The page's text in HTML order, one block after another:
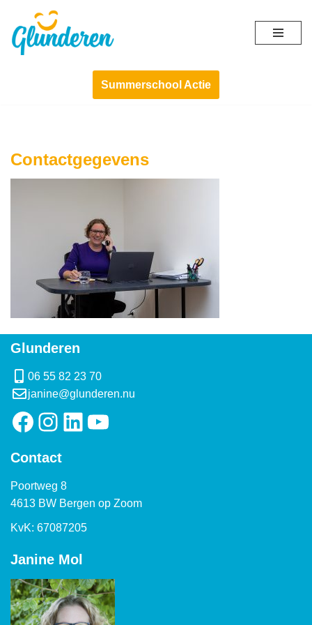
Ga
naar
Summerschool Actie
Contactgegevens
Glunderen
06 55 82 23 70
janine@glunderen.nu
Contact
Poortweg 8
4613 BW Bergen op Zoom
KvK: 67087205
Janine Mol